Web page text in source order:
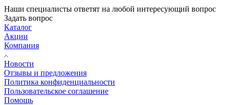
Наши специалисты ответят на любой интересующий вопрос
Задать вопрос
Каталог
Акции
Компания
Новости
Отзывы и предложения
Политика конфиденциальности
Пользовательское соглашение
Помощь